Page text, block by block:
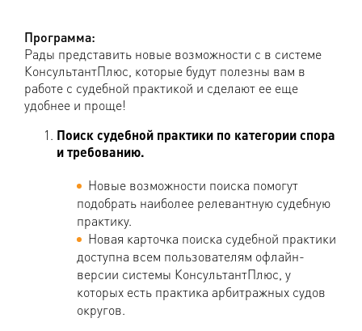
Программа:
Рады представить новые возможности с в системе
КонсультантПлюс, которые будут полезны вам в
работе с судебной практикой и сделают ее еще
удобнее и проще!
Поиск судебной практики по категории спора
и требованию.
Новые возможности поиска помогут
подобрать наиболее релевантную судебную
практику.
Новая карточка поиска судебной практики
доступна всем пользователям офлайн-
версии системы КонсультантПлюс, у
которых есть практика арбитражных судов
округов.